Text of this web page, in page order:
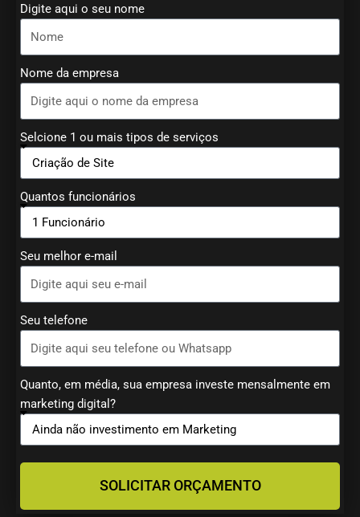
Digite aqui o seu nome
Nome da empresa
Selcione 1 ou mais tipos de serviços
Quantos funcionários
Seu melhor e-mail
Seu telefone
Quanto, em média, sua empresa investe mensalmente em
marketing digital?
SOLICITAR ORÇAMENTO